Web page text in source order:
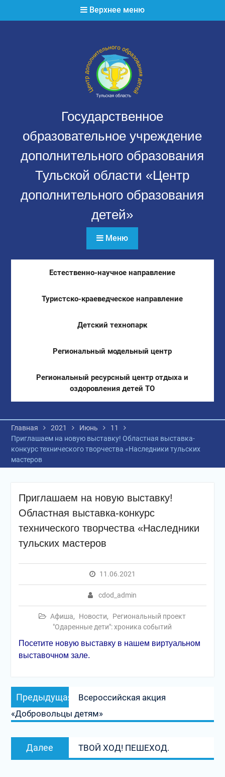
Верхнее меню
Государственное
образовательное учреждение
дополнительного образования
Тульской области «Центр
дополнительного образования
детей»
Меню
Естественно-научное направление
Туристско-краеведческое направление
Детский технопарк
Региональный модельный центр
Региональный ресурсный центр отдыха и
оздоровления детей ТО
Главная 2021 Июнь
11
Приглашаем на новую выставку! Областная выставка-
конкурс технического творчества «Наследники тульских
мастеров
Приглашаем на новую выставку!
Областная выставка-конкурс
технического творчества «Наследники
тульских мастеров
11.06.2021
cdod_admin
Афиша, Новости,
Региональный проект
"Одаренные дети": хроника событий
Посетите новую выставку в нашем виртуальном
выставочном зале.
Навигация
по
записям
Предыдущая
запись:
Всероссийская акция
«Добровольцы детям»
Далее
Следующая
запись:
ТВОЙ ХОД! ПЕШЕХОД.